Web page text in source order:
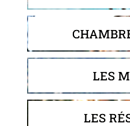
LES
LES